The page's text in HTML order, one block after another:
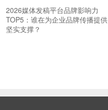
2026媒体发稿平台品牌影响力
TOP5：谁在为企业品牌传播提供
坚实支撑？